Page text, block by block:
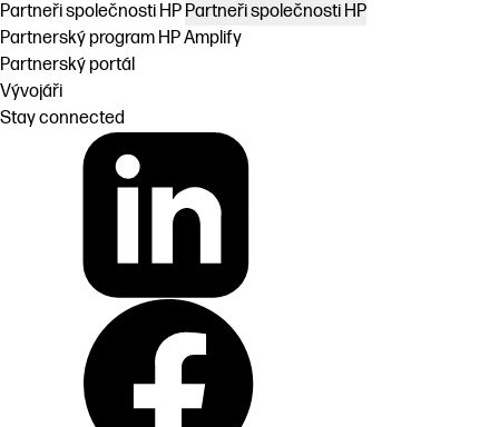
Partneři společnosti HP Partneři společnosti HP
Partnerský program HP Amplify
Partnerský portál
Vývojáři
Stay connected